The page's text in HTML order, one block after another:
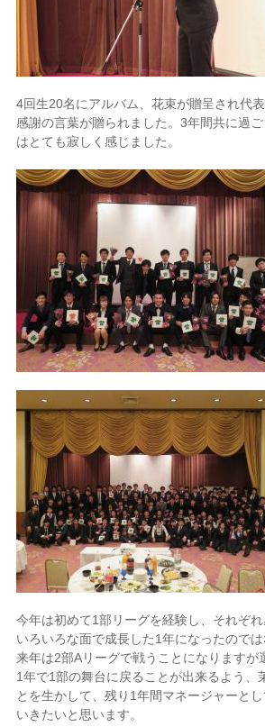
4回生20名にアルバム、花束が贈呈され代
感謝の言葉が贈られました。3年間共に過
はとても寂しく感じました。
今年は初めて1部リーグを経験し、それぞれ
いろいろな面で成長した1年になったのでは
来年は2部Aリーグで戦うことになりますが
1年で1部の舞台に戻ることが出来るよう、
とを生かして、残り 1年間マネージャーと
いきたいと思います。